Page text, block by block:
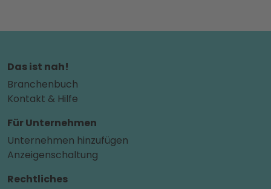
Das ist nah!
Branchenbuch
Kontakt & Hilfe
Für Unternehmen
Unternehmen hinzufügen
Anzeigenschaltung
Rechtliches